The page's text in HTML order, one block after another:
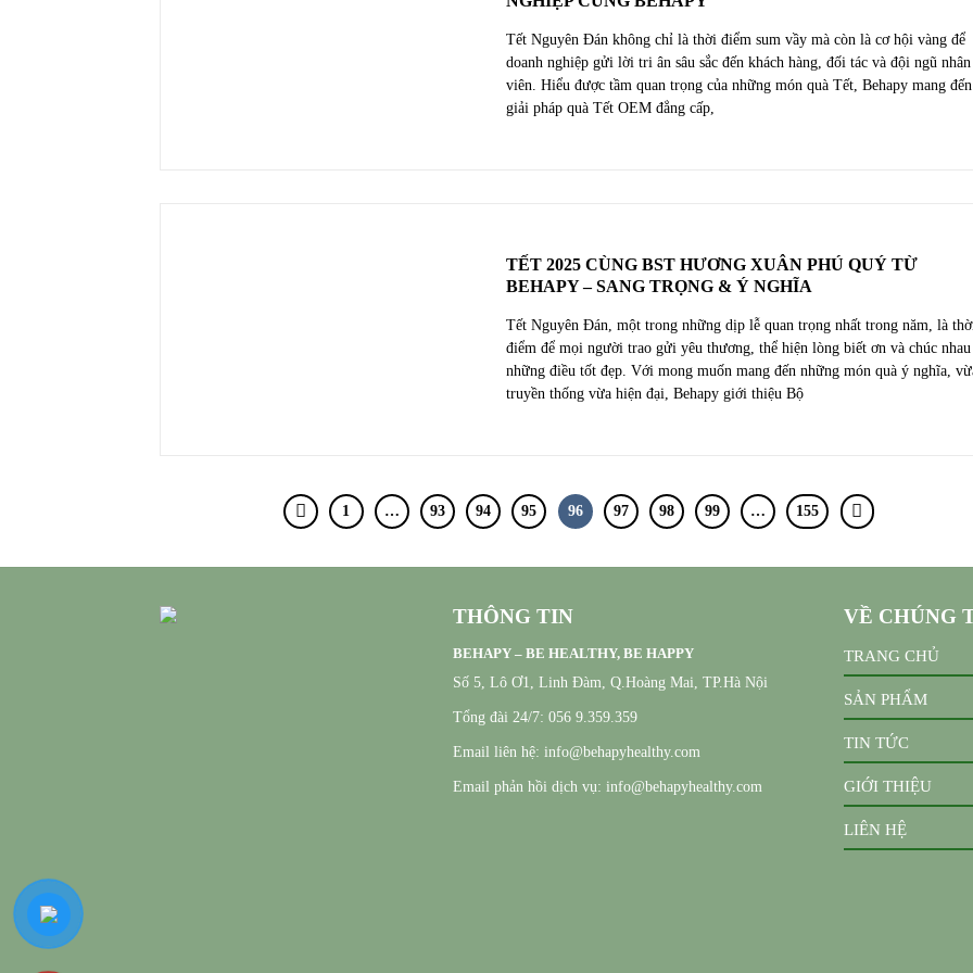
Tết Nguyên Đán không chỉ là thời điểm sum vầy mà còn là cơ hội vàng để
doanh nghiệp gửi lời tri ân sâu sắc đến khách hàng, đối tác và đội ngũ nhân
viên. Hiểu được tầm quan trọng của những món quà Tết, Behapy mang đến
giải pháp quà Tết OEM đẳng cấp,
TẾT 2025 CÙNG BST HƯƠNG XUÂN PHÚ QUÝ TỪ
BEHAPY – SANG TRỌNG & Ý NGHĨA
Tết Nguyên Đán, một trong những dịp lễ quan trọng nhất trong năm, là
điểm để mọi người trao gửi yêu thương, thể hiện lòng biết ơn và chúc nhau
những điều tốt đẹp. Với mong muốn mang đến những món quà ý nghĩa,
truyền thống vừa hiện đại, Behapy giới thiệu Bộ
1 … 93 94 95 96 97 98 99 … 155
THÔNG TIN
BEHAPY – BE HEALTHY, BE HAPPY
Số 5, Lô Ơ1, Linh Đàm, Q.Hoàng Mai, TP.Hà Nội
Tổng đài 24/7: 056 9.359.359
Email liên hệ: info@behapyhealthy.com
Email phản hồi dịch vụ: info@behapyhealthy.com
VỀ CHÚNG
TRANG CHỦ
SẢN PHẨM
TIN TỨC
GIỚI THIỆU
LIÊN HỆ